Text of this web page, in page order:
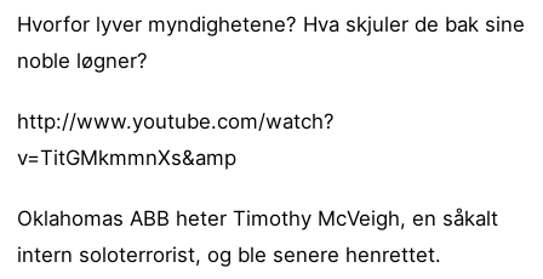
Hvorfor lyver myndighetene? Hva skjuler de bak sine
noble løgner?
http://www.youtube.com/watch?
v=TitGMkmmnXs&amp
Oklahomas ABB heter Timothy McVeigh, en såkalt
intern soloterrorist, og ble senere henrettet.